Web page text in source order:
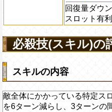
回復量ダウ
スロット有
必殺技(スキル)の
スキルの内容
敵全体にかかっている特定ス
を6ターン減らし、3ターンの